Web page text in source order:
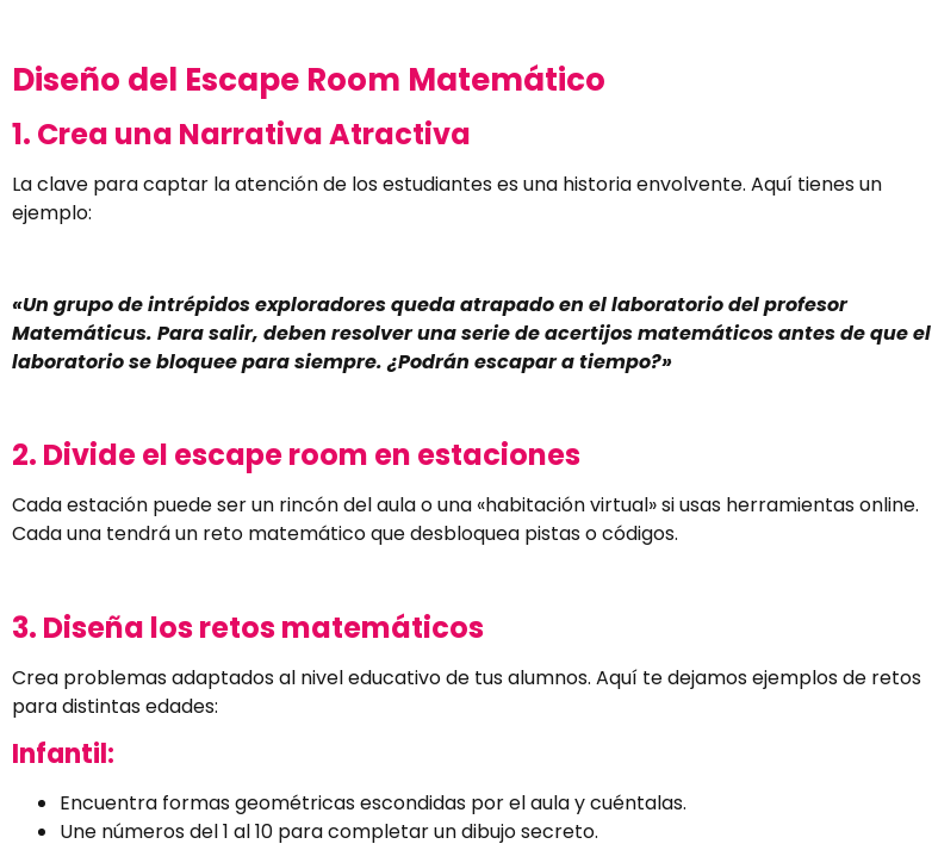
Diseño del Escape Room Matemático
1. Crea una Narrativa Atractiva
La clave para captar la atención de los estudiantes es una historia envolvente. Aquí tienes un
ejemplo:
«Un grupo de intrépidos exploradores queda atrapado en el laboratorio del profesor
Matemáticus. Para salir, deben resolver una serie de acertijos matemáticos antes de que el
laboratorio se bloquee para siempre. ¿Podrán escapar a tiempo?»
2. Divide el escape room en estaciones
Cada estación puede ser un rincón del aula o una «habitación virtual» si usas herramientas online.
Cada una tendrá un reto matemático que desbloquea pistas o códigos.
3. Diseña los retos matemáticos
Crea problemas adaptados al nivel educativo de tus alumnos. Aquí te dejamos ejemplos de retos
para distintas edades:
Infantil:
Encuentra formas geométricas escondidas por el aula y cuéntalas.
Une números del 1 al 10 para completar un dibujo secreto.